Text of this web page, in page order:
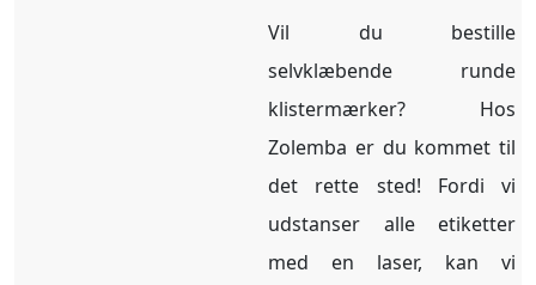
Vil du bestille
selvklæbende runde
klistermærker? Hos
Zolemba er du kommet til
det rette sted! Fordi vi
udstanser alle etiketter
med en laser, kan vi